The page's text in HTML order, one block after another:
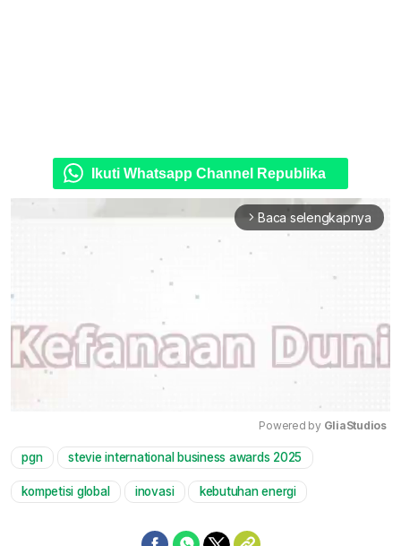
Ikuti Whatsapp Channel Republika
arrow_forward_ios Baca selengkapnya
Powered by GliaStudios
pgn stevie international business awards 2025
kompetisi global inovasi kebutuhan energi